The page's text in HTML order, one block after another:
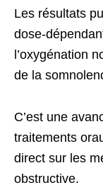
Les résultats
dose-
l’oxygénation
de la
C’est une
traitements
direct sur les
obstructive.